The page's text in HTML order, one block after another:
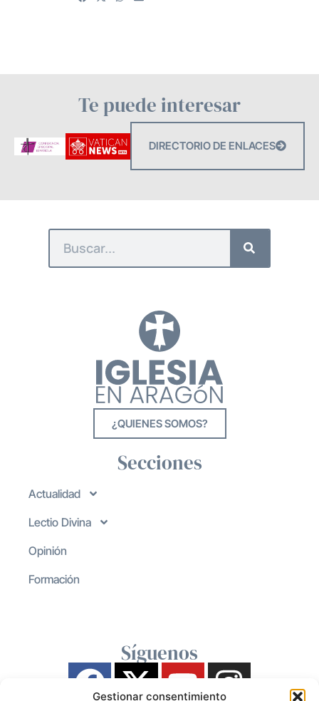
Gestionar consentimiento
Te puede interesar
DIRECTORIO DE ENLACES
¿QUIENES SOMOS?
Secciones
Actualidad
Lectio Divina
Opinión
Formación
Síguenos